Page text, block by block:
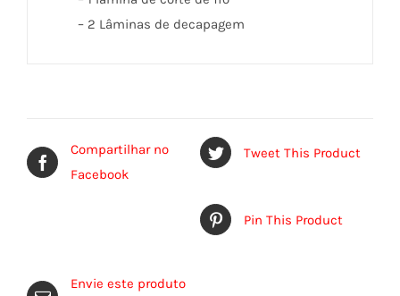
– 2 Lâminas de decapagem
Compartilhar no
Facebook
Tweet This Product
Pin This Product
Envie este produto